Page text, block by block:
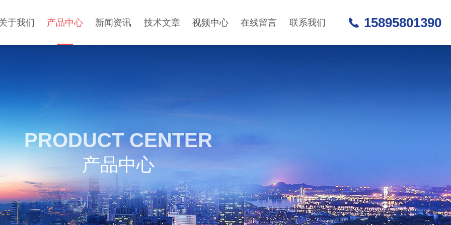
于我们 产品中心 新闻资讯 技术文章 视频中心 在线留言 联系我们 15895801390
PRODUCT CENTER
产品中心